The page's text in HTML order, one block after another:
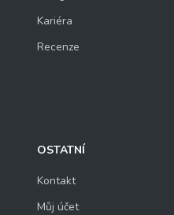
Kariéra
Recenze
OSTATNÍ
Kontakt
Můj účet